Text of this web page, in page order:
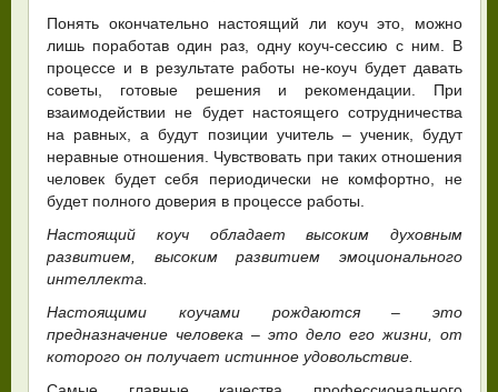
Понять окончательно настоящий ли коуч это, можно
лишь поработав один раз, одну коуч-сессию с ним. В
процессе и в результате работы не-коуч будет давать
советы, готовые решения и рекомендации. При
взаимодействии не будет настоящего сотрудничества
на равных, а будут позиции учитель – ученик, будут
неравные отношения. Чувствовать при таких отношения
человек будет себя периодически не комфортно, не
будет полного доверия в процессе работы.
Настоящий коуч обладает высоким духовным
развитием, высоким развитием эмоционального
интеллекта.
Настоящими коучами рождаются – это
предназначение человека – это дело его жизни, от
которого он получает истинное удовольствие.